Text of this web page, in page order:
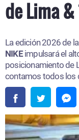
de Lima &
La edición 2026 de la
NIKEimpulsará el
posicionamiento de
contamos todos los